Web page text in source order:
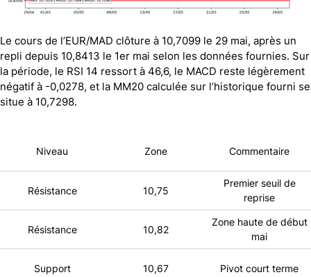
Le cours de l’EUR/MAD clôture à 10,7099 le 29 mai, après un
repli depuis 10,8413 le 1er mai selon les données fournies. Sur
la période, le RSI 14 ressort à 46,6, le MACD reste légèrement
négatif à -0,0278, et la MM20 calculée sur l’historique fourni se
situe à 10,7298.
Niveau Zone Commentaire
Résistance 10,75
Premier seuil de
reprise
Résistance 10,82
Zone haute de début
mai
Support 10,67 Pivot court terme